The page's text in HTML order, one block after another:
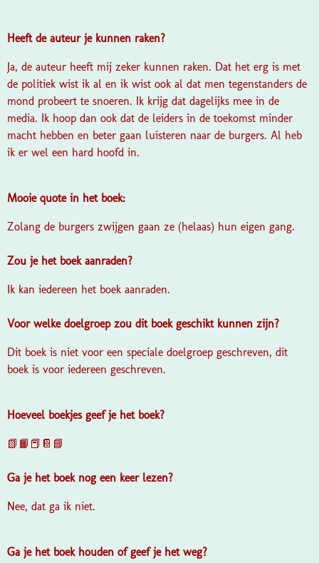
Heeft de auteur je kunnen raken?
Ja, de auteur heeft mij zeker kunnen raken. Dat het erg is met
de politiek wist ik al en ik wist ook al dat men tegenstanders de
mond probeert te snoeren. Ik krijg dat dagelijks mee in de
media. Ik hoop dan ook dat de leiders in de toekomst minder
macht hebben en beter gaan luisteren naar de burgers. Al heb
ik er wel een hard hoofd in.
Mooie quote in het boek:
Zolang de burgers zwijgen gaan ze (helaas) hun eigen gang.
Zou je het boek aanraden?
Ik kan iedereen het boek aanraden.
Voor welke doelgroep zou dit boek geschikt kunnen zijn?
Dit boek is niet voor een speciale doelgroep geschreven, dit
boek is voor iedereen geschreven.
Hoeveel boekjes geef je het boek?
📗📙📕📔📘
Ga je het boek nog een keer lezen?
Nee, dat ga ik niet.
Ga je het boek houden of geef je het weg?